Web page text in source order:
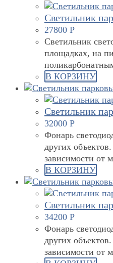
Светильник
27800 Р
Светильник
площадках, на
В КОРЗИНУ
Светильник
32000 Р
Фонарь
других
зависимости от
В КОРЗИНУ
Светильник
34200 Р
Фонарь
других
зависимости от